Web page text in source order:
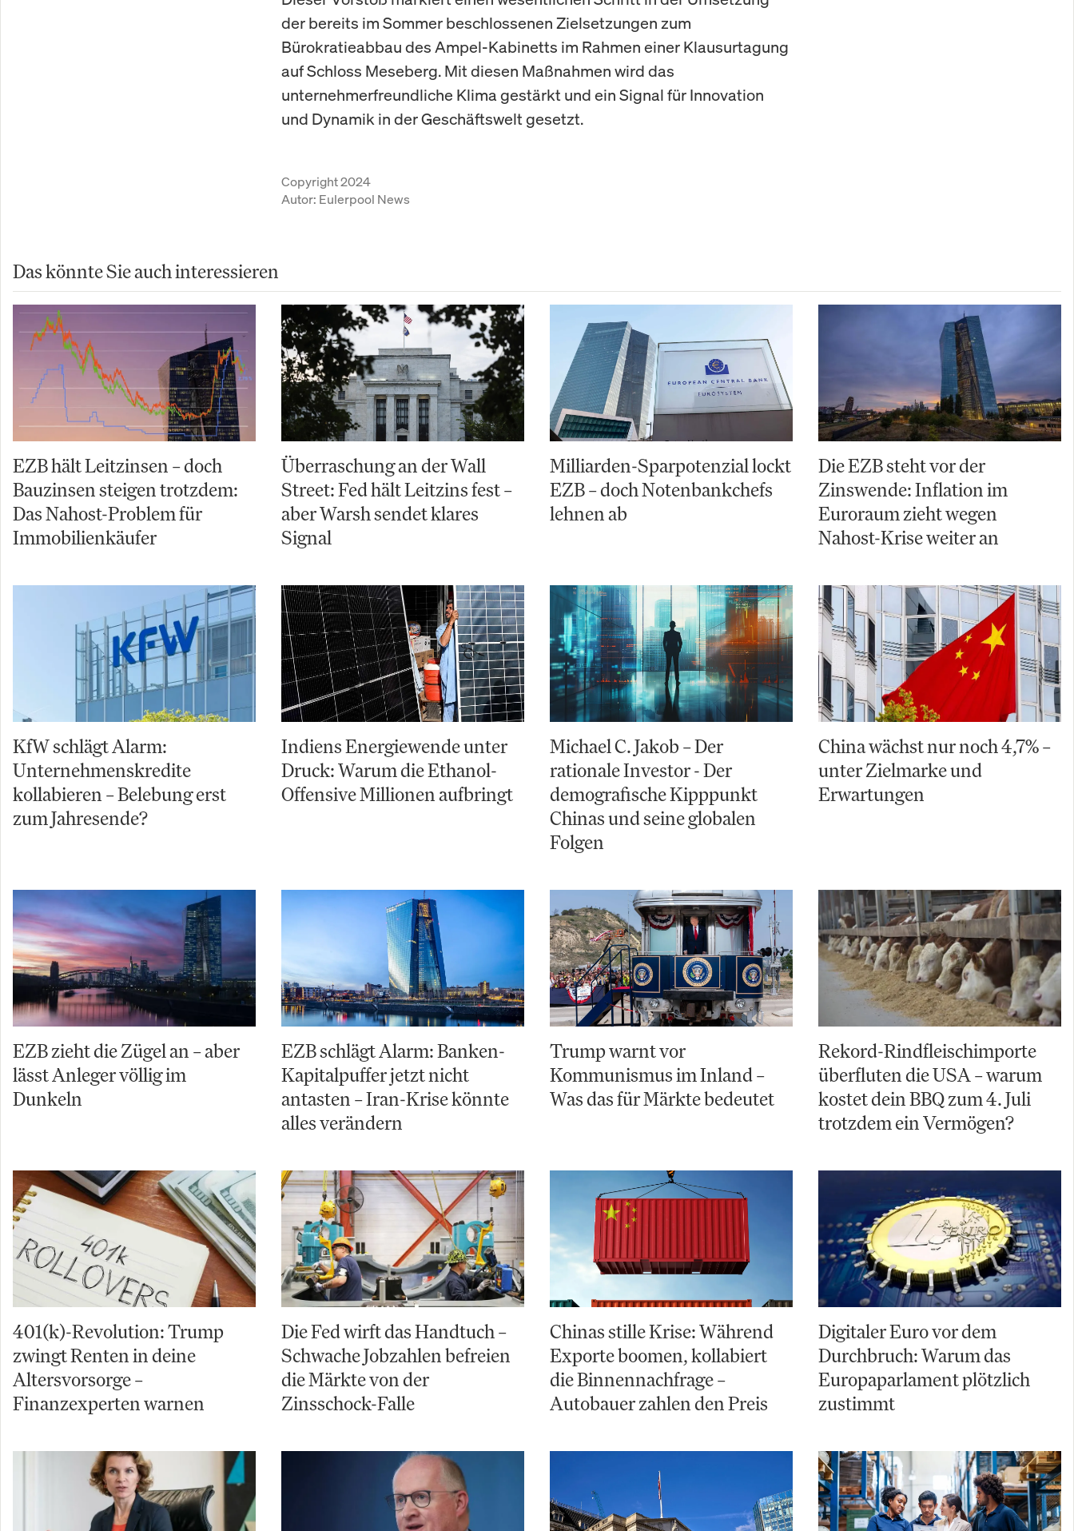
der bereits im Sommer beschlossenen Zielsetzungen zum
Bürokratieabbau des Ampel-Kabinetts im Rahmen einer Klausurtagung
auf Schloss Meseberg. Mit diesen Maßnahmen wird das
unternehmerfreundliche Klima gestärkt und ein Signal für Innovation
und Dynamik in der Geschäftswelt gesetzt.
Copyright 2024
Autor: Eulerpool News
Das könnte Sie auch interessieren
EZB hält Leitzinsen – doch
Bauzinsen steigen trotzdem:
Das Nahost-Problem für
Immobilienkäufer
Überraschung an der Wall
Street: Fed hält Leitzins fest –
aber Warsh sendet klares
Signal
Milliarden-Sparpotenzial lockt
EZB – doch Notenbankchefs
lehnen ab
Die EZB steht vor der
Zinswende: Inflation im
Euroraum zieht wegen
Nahost-Krise weiter an
KfW schlägt Alarm:
Unternehmenskredite
kollabieren – Belebung erst
zum Jahresende?
Indiens Energiewende unter
Druck: Warum die Ethanol-
Offensive Millionen aufbringt
Michael C. Jakob – Der
rationale Investor - Der
demografische Kipppunkt
Chinas und seine globalen
Folgen
China wächst nur noch 4,7% –
unter Zielmarke und
Erwartungen
EZB zieht die Zügel an – aber
lässt Anleger völlig im
Dunkeln
EZB schlägt Alarm: Banken-
Kapitalpuffer jetzt nicht
antasten – Iran-Krise könnte
alles verändern
Trump warnt vor
Kommunismus im Inland –
Was das für Märkte bedeutet
Rekord-Rindfleischimporte
überfluten die USA – warum
kostet dein BBQ zum 4. Juli
trotzdem ein Vermögen?
401(k)-Revolution: Trump
zwingt Renten in deine
Altersvorsorge –
Finanzexperten warnen
Die Fed wirft das Handtuch –
Schwache Jobzahlen befreien
die Märkte von der
Zinsschock-Falle
Chinas stille Krise: Während
Exporte boomen, kollabiert
die Binnennachfrage –
Autobauer zahlen den Preis
Digitaler Euro vor dem
Durchbruch: Warum das
Europaparlament plötzlich
zustimmt